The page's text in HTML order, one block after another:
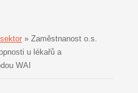
» Zaměstnanost o.s.
u lékařů a
WAI